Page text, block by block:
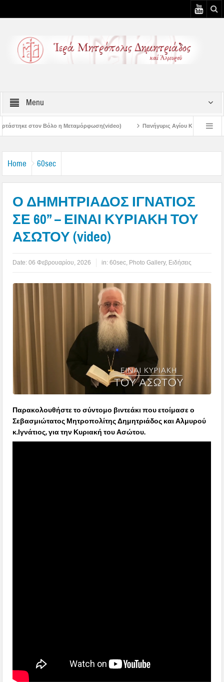
Menu
Πανήγυρις Αγίου Καλλινίκου Μητροπολίτου Εδέσσης
Home 60sec
Ο ΔΗΜΗΤΡΙΑΔΟΣ ΙΓΝΑΤΙΟΣ
ΣΕ 60’’ – ΕΙΝΑΙ ΚΥΡΙΑΚΗ ΤΟΥ
ΑΣΩΤΟΥ (video)
Date:06 Φεβρουαρίου, 2026 in:60sec Photo Gallery, Ειδήσεις
Παρακολουθήστε το σύντομο βιντεάκι που ετοίμασε ο
Σεβασμιώτατος Μητροπολίτης Δημητριάδος και Αλμυρού
κ.Ιγνάτιος, για την Κυριακή του Ασώτου.